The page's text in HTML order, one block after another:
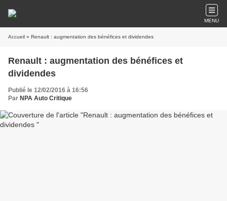
MENU
Accueil » Renault : augmentation des bénéfices et dividendes
Renault : augmentation des bénéfices et
dividendes
Publié le 12/02/2016 à 16:56
Par NPA Auto Critique